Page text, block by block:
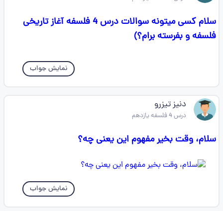
سلام کسی میتونه سوالات درس 4 فلسفه آغاز تاریخی
فلسفه و بفرسته برام؟)
نمایش جواب
دنیز تیزرو
درس 4 فلسفه یازدهم
سلام، وقت بخیر مفهوم این یعنی چه؟
نمایش جواب